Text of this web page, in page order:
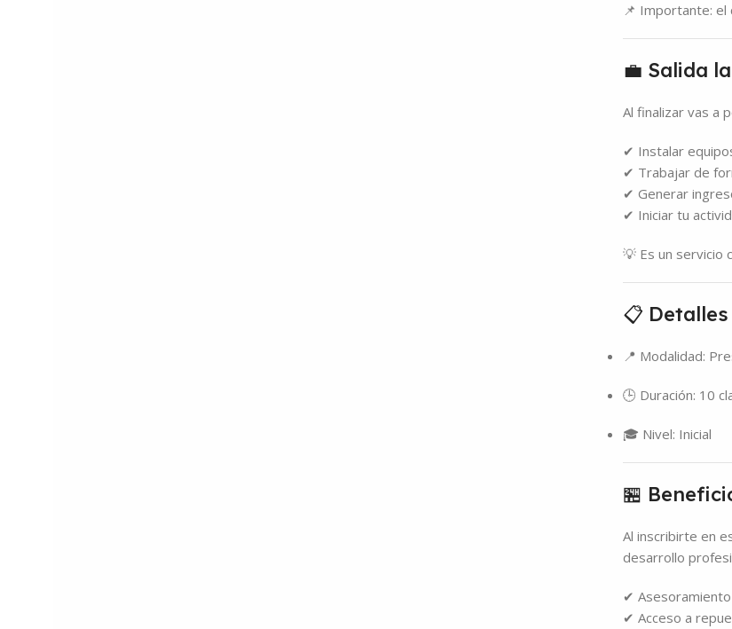
📌 Importante: el
💼 Salida
Al finalizar vas a
✔ Instalar
✔ Trabajar de
✔ Generar
✔ Iniciar tu
💡 Es un servicio
📋
📍 Modalidad:
🕒 Duración: 10
🎓 Nivel: Inicial
🏪
Al inscribirte en
desarrollo
✔
✔ Acceso a